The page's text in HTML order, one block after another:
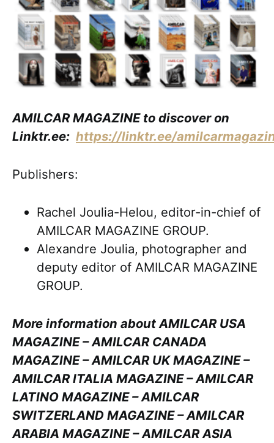
AMILCAR MAGAZINE to discover on
Linktr.ee: https://linktr.ee/
Publishers:
Rachel Joulia-Helou, editor-in-chief of
AMILCAR MAGAZINE GROUP.
Alexandre Joulia, photographer and
deputy editor of AMILCAR MAGAZINE
GROUP.
More information about AMILCAR USA
MAGAZINE – AMILCAR CANADA
MAGAZINE – AMILCAR UK MAGAZINE –
AMILCAR ITALIA MAGAZINE – AMILCAR
LATINO MAGAZINE – AMILCAR
SWITZERLAND MAGAZINE – AMILCAR
ARABIA MAGAZINE – AMILCAR ASIA